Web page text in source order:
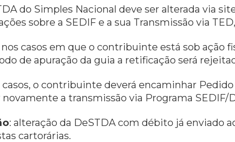
do Simples Nacional deve ser alterada via
sobre a SEDIF e a sua Transmissão via TED,
casos em que o contribuinte está sob ação
de apuração da guia a retificação será
casos, o contribuinte deverá encaminhar
novamente a transmissão via Programa SEDIF/
: alteração da DeSTDA com débito já enviado
cartorárias.